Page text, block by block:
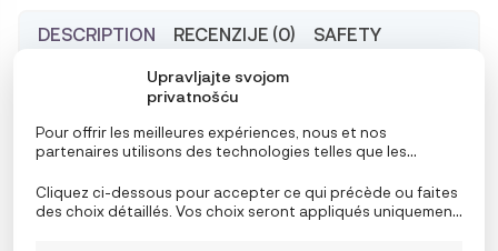
Upravljajte svojom
privatnošću
Pour offrir les meilleures expériences, nous et nos
partenaires utilisons des technologies telles que les
l’appareil. Le consentement à ces technologies nous
permettra, ainsi qu’à nos partenaires, de traiter des
données personnelles telles que le comportement de
Cliquez ci-dessous pour accepter ce qui précède ou faites
des choix détaillés. Vos choix seront appliqués uniquement
DESCRIPTION RECENZIJE (0) SAFETY
Dodatno zaštitite svoje dijete od štetnih UV zraka
univerzalnim suncobranom iCandy. Uvijek
preporučujemo upotrebu zaštitne kreme kada je dijete
izloženo suncu.